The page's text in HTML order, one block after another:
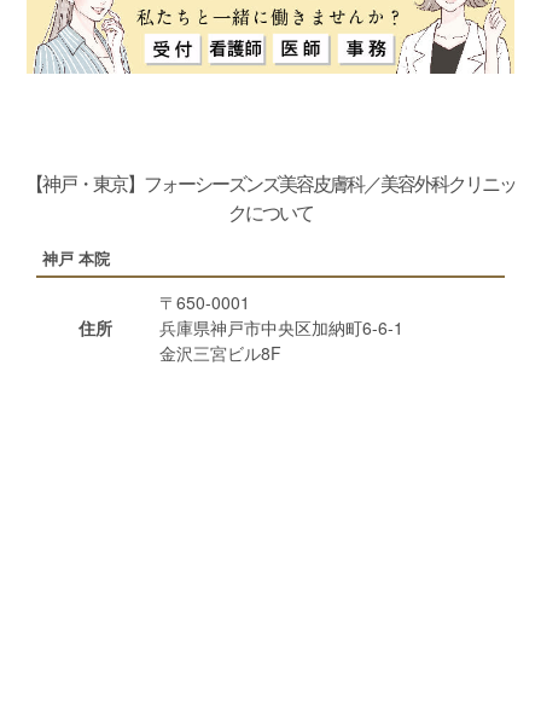
【神戸・東京】フォーシーズンズ美容皮膚科／美容外科クリニッ
クについて
神戸 本院
住所
〒650-0001
兵庫県神戸市中央区加納町6-6-1
金沢三宮ビル8F